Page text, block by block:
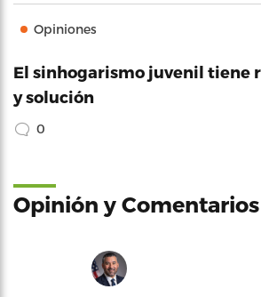
Opiniones
El sinhogarismo juvenil tiene
y solución
0
Opinión y Comentarios